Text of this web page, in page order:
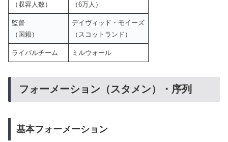
（収容人数）
（6万人）
監督
（国籍）
デイヴィッド・モイーズ
（スコットランド）
ライバルチーム ミルウォール
フォーメーション（スタメン）・序列
基本フォーメーション